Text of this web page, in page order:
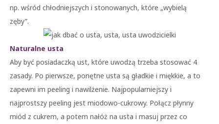
np. wśród chłodniejszych i stonowanych, które „wybielą
zęby”.
Naturalne usta
Aby być posiadaczką ust, które uwodzą trzeba stosować 4
zasady. Po pierwsze, ponętne usta są gładkie i miękkie, a to
zapewni im peeling i nawilżenie. Najpopularniejszy i
najprostszy peeling jest miodowo-cukrowy. Połącz płynny
miód z cukrem, a potem nałóż na usta i masuj przez co